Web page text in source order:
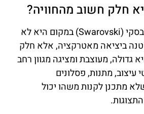
חלק חשוב מהחוויה?
בהחלט. חנות סברובסקי (Swarovski) במקום היא לא
ביציאה מאטרקציה, אלא חלק
גדולה, מעוצבת ומציגה מגוון רחב
עיצוב, מתנות, פסלונים
מתכנן לקנות משהו יכול